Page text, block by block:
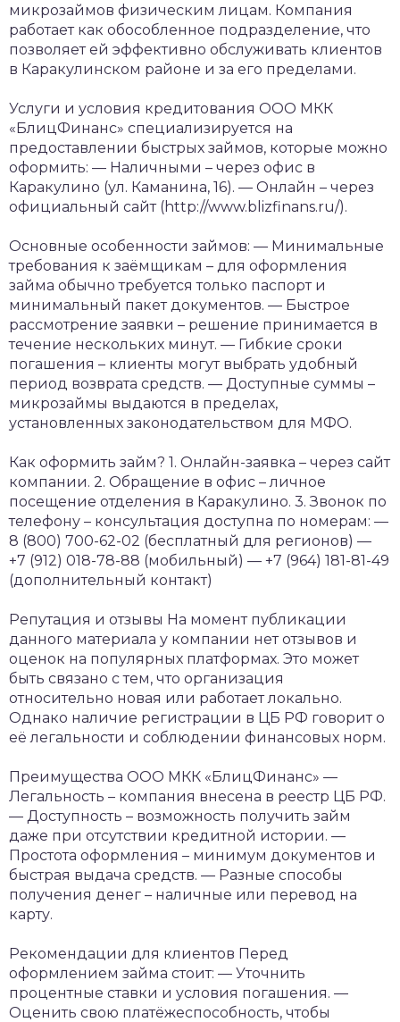
микрозаймов физическим лицам. Компания
работает как обособленное подразделение, что
позволяет ей эффективно обслуживать клиентов
в Каракулинском районе и за его пределами.
Услуги и условия кредитования ООО МКК
«БлицФинанс» специализируется на
предоставлении быстрых займов, которые можно
оформить: — Наличными – через офис в
Каракулино (ул. Каманина, 16). — Онлайн – через
официальный сайт (http://www.blizfinans.ru/).
Основные особенности займов: — Минимальные
требования к заёмщикам – для оформления
займа обычно требуется только паспорт и
минимальный пакет документов. — Быстрое
рассмотрение заявки – решение принимается в
течение нескольких минут. — Гибкие сроки
погашения – клиенты могут выбрать удобный
период возврата средств. — Доступные суммы –
микрозаймы выдаются в пределах,
установленных законодательством для МФО.
Как оформить займ? 1. Онлайн-заявка – через сайт
компании. 2. Обращение в офис – личное
посещение отделения в Каракулино. 3. Звонок по
телефону – консультация доступна по номерам: —
8 (800) 700-62-02 (бесплатный для регионов) —
+7 (912) 018-78-88 (мобильный) — +7 (964) 181-81-49
(дополнительный контакт)
Репутация и отзывы На момент публикации
данного материала у компании нет отзывов и
оценок на популярных платформах. Это может
быть связано с тем, что организация
относительно новая или работает локально.
Однако наличие регистрации в ЦБ РФ говорит о
её легальности и соблюдении финансовых норм.
Преимущества ООО МКК «БлицФинанс» —
Легальность – компания внесена в реестр ЦБ РФ.
— Доступность – возможность получить займ
даже при отсутствии кредитной истории. —
Простота оформления – минимум документов и
быстрая выдача средств. — Разные способы
получения денег – наличные или перевод на
карту.
Рекомендации для клиентов Перед
оформлением займа стоит: — Уточнить
процентные ставки и условия погашения. —
Оценить свою платёжеспособность, чтобы